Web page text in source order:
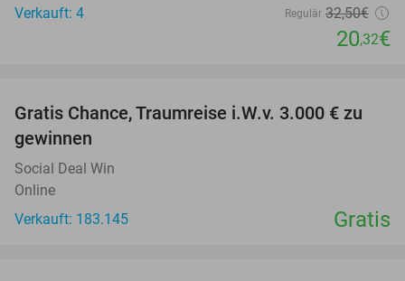
Verkauft: 4
Regulär 32,50€
20,32€
Gratis Chance, Traumreise i.W.v. 3.000 € zu
gewinnen
Social Deal Win
Online
Verkauft: 183.145
Gratis